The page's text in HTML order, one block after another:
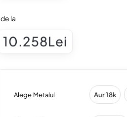
de la
10.258Lei
Alege Metalul Aur 18k